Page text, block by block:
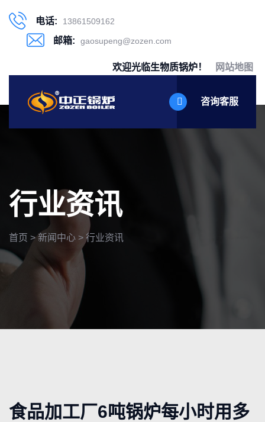
电话: 13861509162
邮箱: gaosupeng@zozen.com
欢迎光临生物质锅炉！ 网站地图
咨询客服
行业资讯
首页 >新闻中心 > 行业资讯
食品加工厂6吨锅炉每小时用多